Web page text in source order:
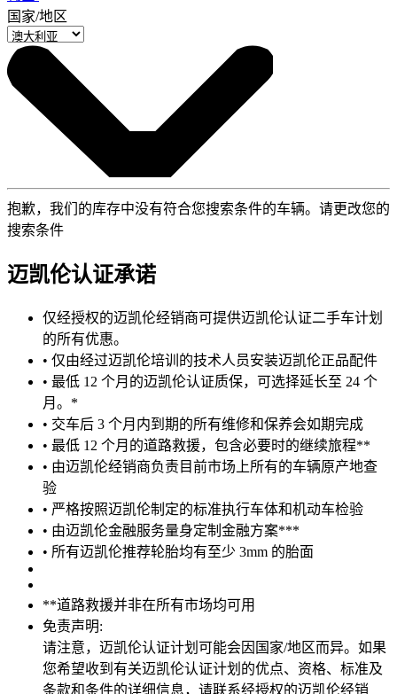
国家/地区
抱歉，我们的库存中没有符合您搜索条件的车辆。请更改您的
搜索条件
迈凯伦认证承诺
仅经授权的迈凯伦经销商可提供迈凯伦认证二手车计划
的所有优惠。
• 仅由经过迈凯伦培训的技术人员安装迈凯伦正品配件
• 最低 12 个月的迈凯伦认证质保，可选择延长至 24 个
月。*
• 交车后 3 个月内到期的所有维修和保养会如期完成
• 最低 12 个月的道路救援，包含必要时的继续旅程**
• 由迈凯伦经销商负责目前市场上所有的车辆原产地查
验
• 严格按照迈凯伦制定的标准执行车体和机动车检验
• 由迈凯伦金融服务量身定制金融方案***
• 所有迈凯伦推荐轮胎均有至少 3mm 的胎面
**道路救援并非在所有市场均可用
免责声明:
请注意，迈凯伦认证计划可能会因国家/地区而异。如果
您希望收到有关迈凯伦认证计划的优点、资格、标准及
条款和条件的详细信息，请联系经授权的迈凯伦经销